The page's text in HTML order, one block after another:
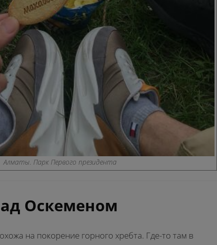
Алматы. Парк Первого президента
Оскеменом
на покорение горного хребта. Где-то там в